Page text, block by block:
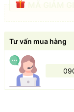
Tư vấn mua hàng